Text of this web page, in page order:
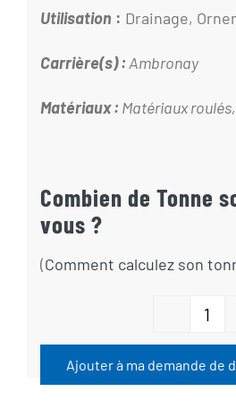
Utilisation : Drainage,
Carrière(s) : Ambronay
Matériaux : Matériaux
Combien de Tonne
vous ?
(Comment calculez son
Ajouter à ma demande de